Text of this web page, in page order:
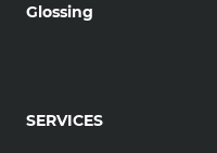
Glossing
SERVICES